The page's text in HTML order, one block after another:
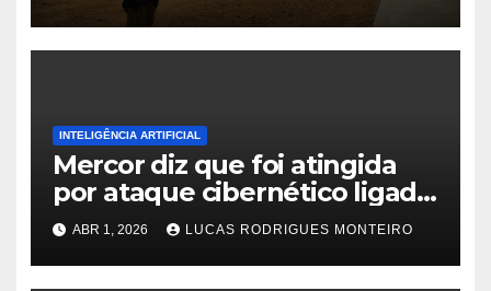
INTELIGÊNCIA ARTIFICIAL
Mercor diz que foi atingida
por ataque cibernético ligado
ao comprometimento do
projeto de código aberto
LiteLLM
ABR 1, 2026 LUCAS RODRIGUES MONTEIRO